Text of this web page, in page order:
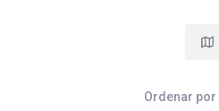
Ordenar por